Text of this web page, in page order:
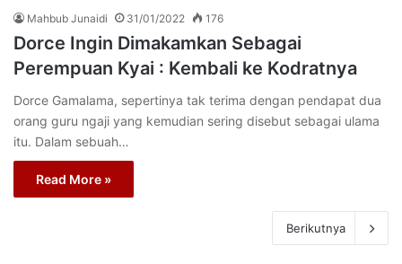
Mahbub Junaidi 31/01/2022 176
Dorce Ingin Dimakamkan Sebagai
Perempuan Kyai : Kembali ke Kodratnya
Dorce Gamalama, sepertinya tak terima dengan pendapat dua
orang guru ngaji yang kemudian sering disebut sebagai ulama
itu. Dalam sebuah…
Read More »
Berikutnya